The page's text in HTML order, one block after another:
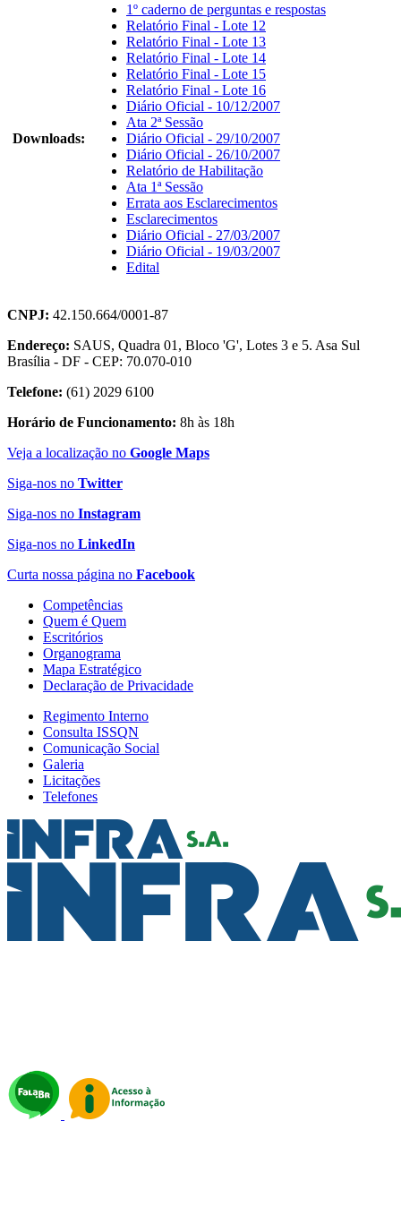
Downloads:
1º caderno de perguntas e respostas
Relatório Final - Lote 12
Relatório Final - Lote 13
Relatório Final - Lote 14
Relatório Final - Lote 15
Relatório Final - Lote 16
Diário Oficial - 10/12/2007
Ata 2ª Sessão
Diário Oficial - 29/10/2007
Diário Oficial - 26/10/2007
Relatório de Habilitação
Ata 1ª Sessão
Errata aos Esclarecimentos
Esclarecimentos
Diário Oficial - 27/03/2007
Diário Oficial - 19/03/2007
Edital
CNPJ: 42.150.664/0001-87
Endereço: SAUS, Quadra 01, Bloco 'G', Lotes 3 e 5. Asa Sul
Brasília - DF - CEP: 70.070-010
Telefone: (61) 2029 6100
Horário de Funcionamento: 8h às 18h
Veja a localização no Google Maps
Siga-nos no Twitter
Siga-nos no Instagram
Siga-nos no LinkedIn
Curta nossa página no Facebook
Competências
Quem é Quem
Escritórios
Organograma
Mapa Estratégico
Declaração de Privacidade
Regimento Interno
Consulta ISSQN
Comunicação Social
Galeria
Licitações
Telefones